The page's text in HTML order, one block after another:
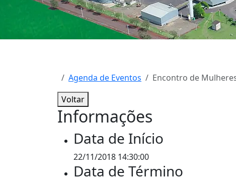
Agenda de Eventos
Encontro de
Voltar
Informações
Data de Início
22/11/2018 14:30:00
Data de Término